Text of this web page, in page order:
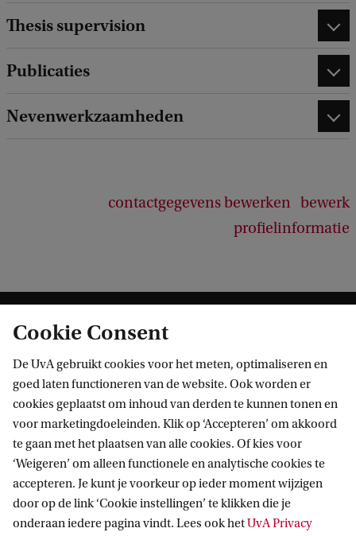
Thesis supervision
Publicaties
Nevenwerkzaamheden
contactgegevens bewerken bewerk
profielinformatie
Informatie voor
Bachelorstudiekiezers
Masterstudiekiezers
UvA-studenten
Medewerkers
Direct naar
Webmail
Bibliotheek
Contact
Cookie Consent
De UvA gebruikt cookies voor het meten, optimaliseren en
goed laten functioneren van de website. Ook worden er
cookies geplaatst om inhoud van derden te kunnen tonen en
voor marketingdoeleinden. Klik op ‘Accepteren’ om akkoord
te gaan met het plaatsen van alle cookies. Of kies voor
‘Weigeren’ om alleen functionele en analytische cookies te
accepteren. Je kunt je voorkeur op ieder moment wijzigen
door op de link ‘Cookie instellingen’ te klikken die je
onderaan iedere pagina vindt. Lees ook hetUvA Privacy
b
a
c